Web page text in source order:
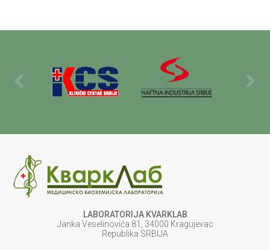
LABORATORIJA KVARKLAB
Janka Veselinovića 81, 34000 Kragujevac
Republika SRBIJA